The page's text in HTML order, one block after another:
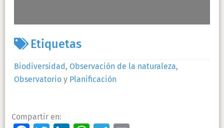
Etiquetas
Biodiversidad , Observación de la naturaleza,
Observatorio y Planificación
Compartir en: